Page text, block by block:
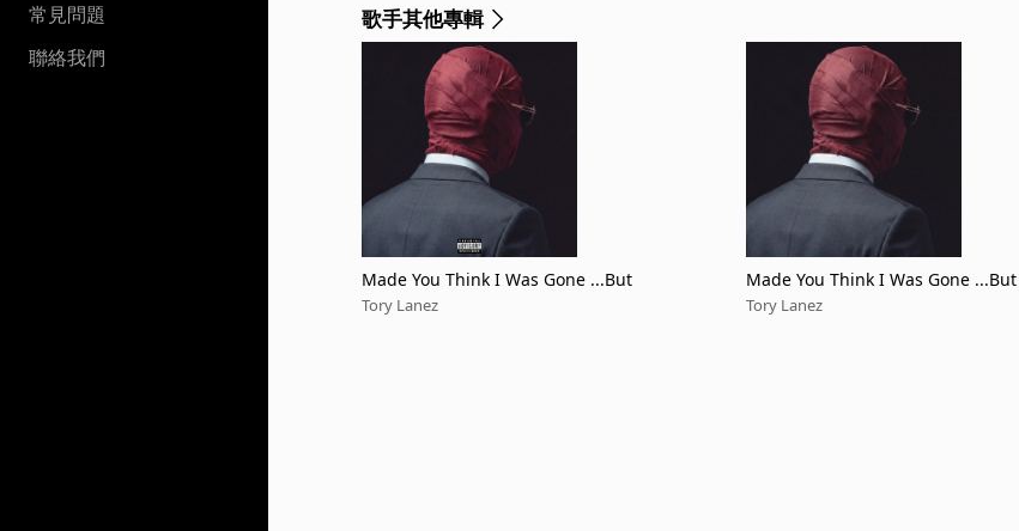
常見問題
聯絡我們
歌手其他專輯
Made You Think I Was Gone ...But
Tory Lanez
Made You Think I Was Gone ...But
Tory Lanez